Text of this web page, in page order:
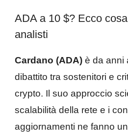
ADA a 10 $? Ecco
analisti
Cardano (ADA) è da anni
dibattito tra sostenitori e
crypto. Il suo approccio
scalabilità della rete e i
aggiornamenti ne fanno